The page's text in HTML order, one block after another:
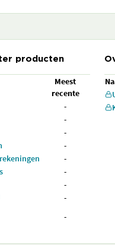
producten
Meest
recente
-
-
-
-
-
-
-
-
-